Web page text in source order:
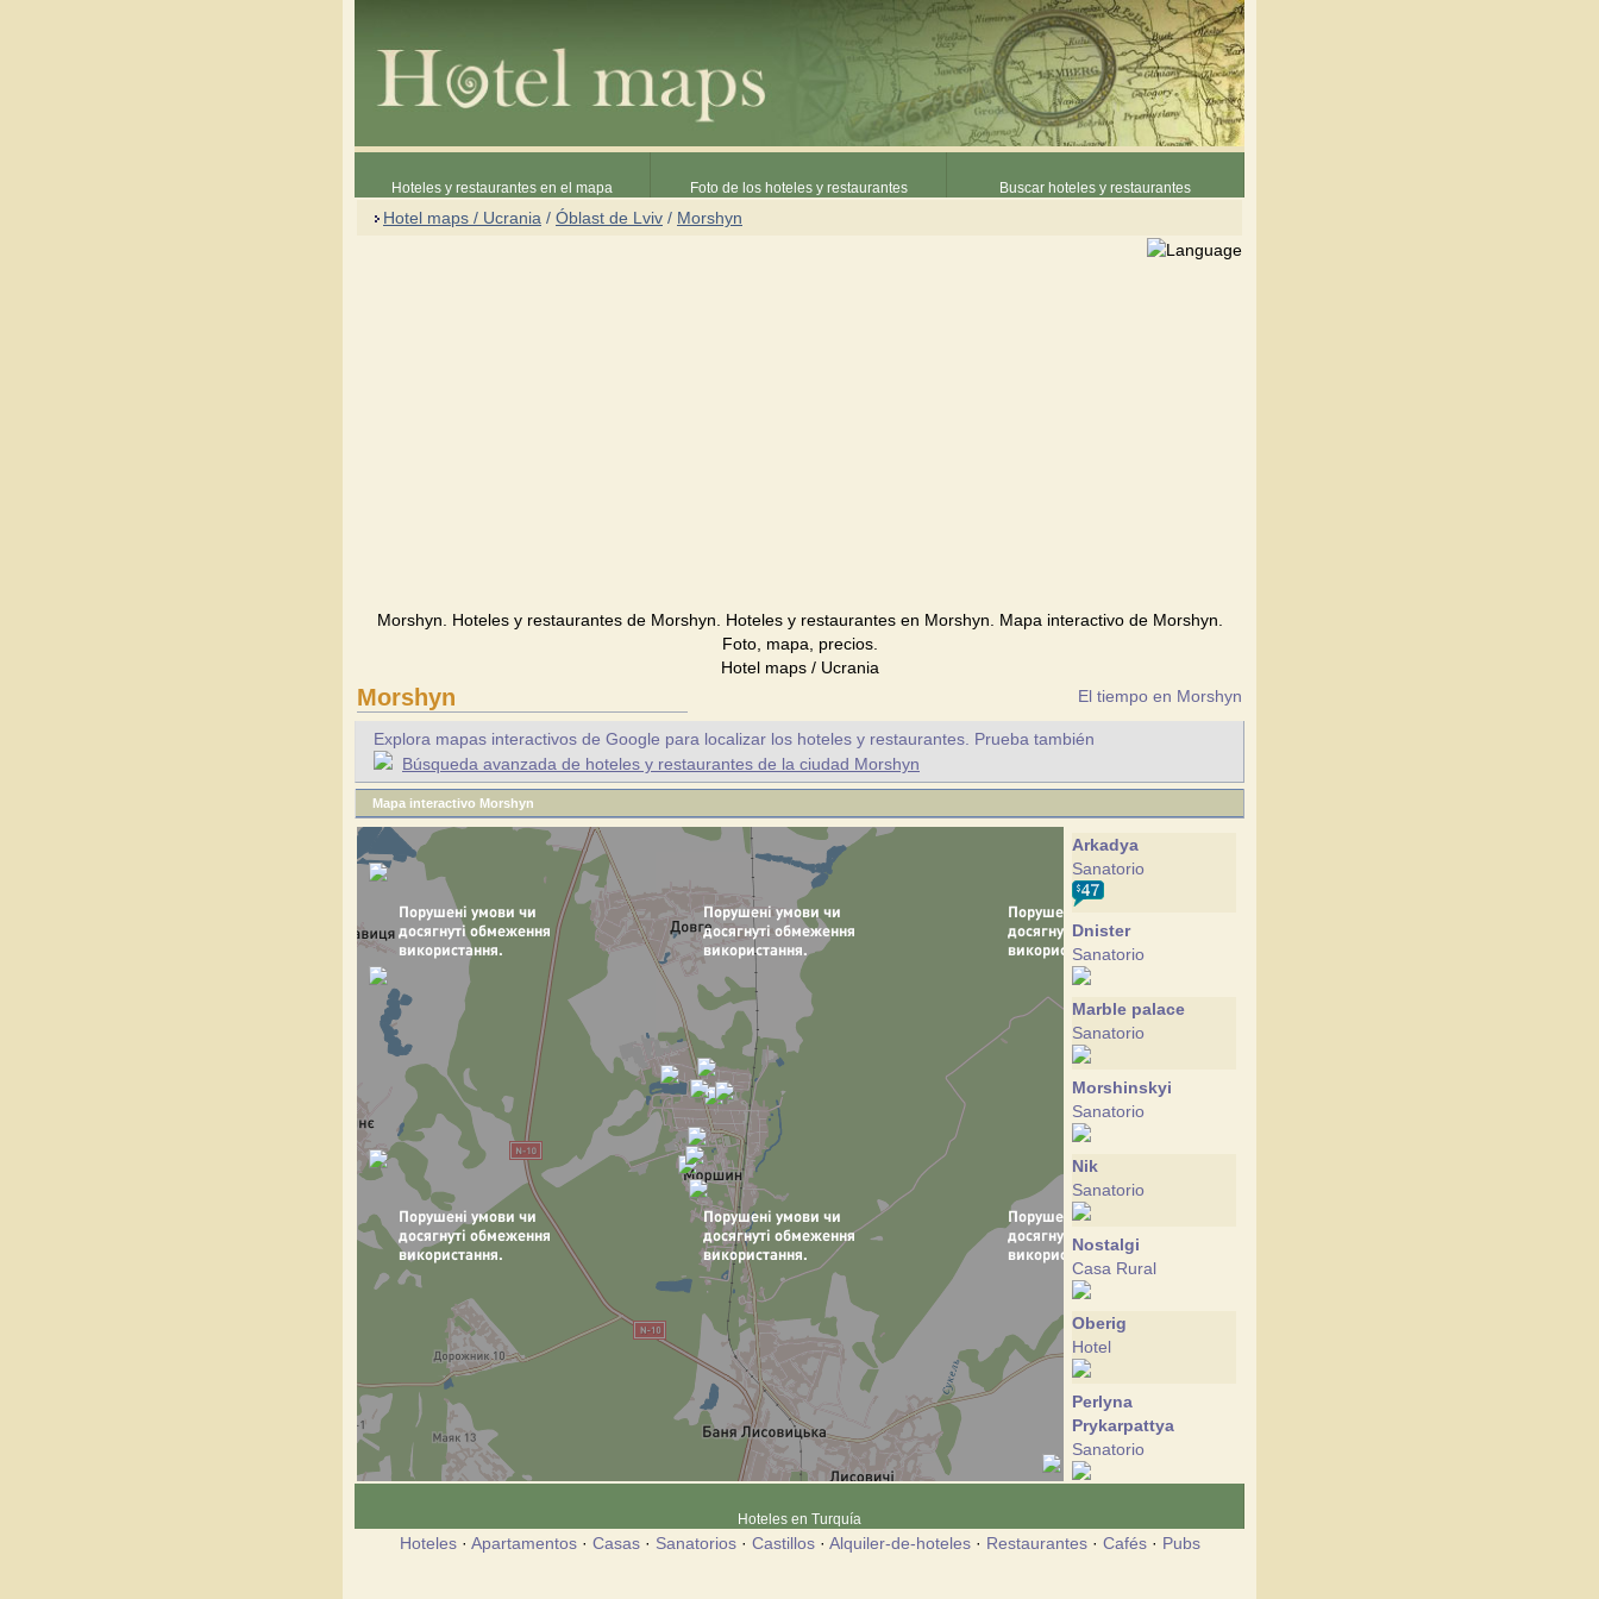
Hoteles y restaurantes en el mapa Foto de los hoteles y restaurantes Buscar hoteles y restaurantes
Hotel maps / Ucrania / Óblast de Lviv / Morshyn
Morshyn. Hoteles y restaurantes de Morshyn. Hoteles y restaurantes en Morshyn. Mapa interactivo de Morshyn.
Foto, mapa, precios.
Hotel maps / Ucrania
Morshyn El tiempo en Morshyn
Explora mapas interactivos de Google para localizar los hoteles y restaurantes. Prueba también
Búsqueda avanzada de hoteles y restaurantes de la ciudad Morshyn
Mapa interactivo Morshyn
Arkadya
Sanatorio
Dnister
Sanatorio
Marble palace
Sanatorio
Morshinskyi
Sanatorio
Nik
Sanatorio
Nostalgi
Casa Rural
Oberig
Hotel
Perlyna
Prykarpattya
Sanatorio
Sanatorio
Hoteles en Turquía
Hoteles· Apartamentos· Casas· Sanatorios· Castillos· Alquiler-de-hoteles· Restaurantes· Cafés· Pubs